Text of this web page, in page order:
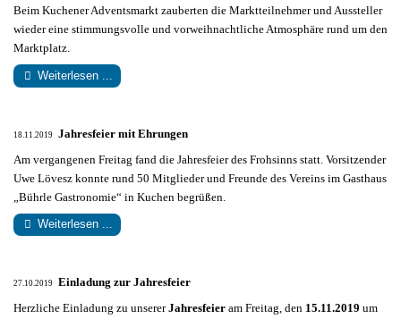
Beim Kuchener Adventsmarkt zauberten die Marktteilnehmer und Aussteller
wieder eine stimmungsvolle und vorweihnachtliche Atmosphäre rund um den
Marktplatz.
Weiterlesen ...
18.11.2019 Jahresfeier mit Ehrungen
Am vergangenen Freitag fand die Jahresfeier des Frohsinns statt. Vorsitzender
Uwe Lövesz konnte rund 50 Mitglieder und Freunde des Vereins im Gasthaus
„Bührle Gastronomie“ in Kuchen begrüßen.
Weiterlesen ...
27.10.2019 Einladung zur Jahresfeier
Herzliche Einladung zu unsererJahresfeier am Freitag, den 15.11.2019 um